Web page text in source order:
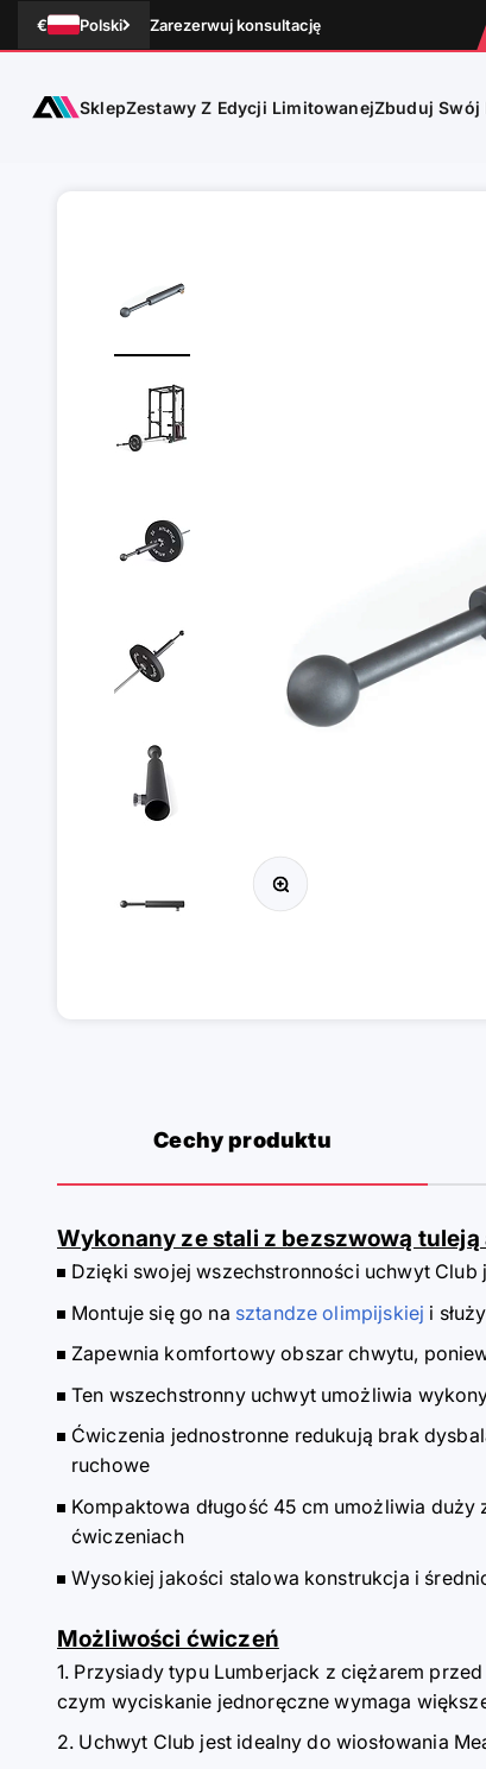
Przejdź do treści
€ Polski Zarezerwuj konsultację
ATLETICA
SklepZestawy Z Edycji LimitowanejZbuduj Swój
Przybliż
Cechy produktu
Wykonany ze stali z bezszwową
Dzięki swojej wszechstronności uchwyt Club
Montuje się go na sztandze olimpijskiej i
Zapewnia komfortowy obszar chwytu,
Ten wszechstronny uchwyt umożliwia
Ćwiczenia jednostronne redukują brak
ruchowe
Kompaktowa długość 45 cm umożliwia
ćwiczeniach
Wysokiej jakości stalowa konstrukcja i
Możliwości ćwiczeń
Przysiady typu Lumberjack z ciężarem
czym wyciskanie jednoręczne wymaga
Uchwyt Club jest idealny do wiosłowania